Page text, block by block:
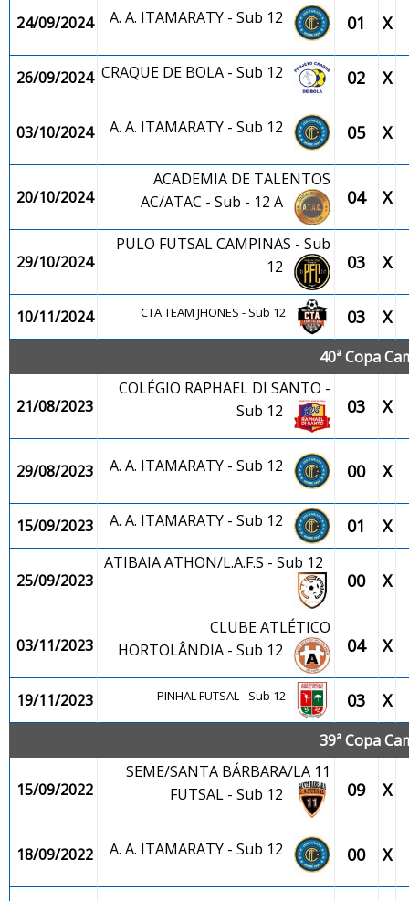
24/09/2024 A. A. ITAMARATY - Sub 12 01 X
26/09/2024 CRAQUE DE BOLA - Sub 12 02 X
03/10/2024 A. A. ITAMARATY - Sub 12 05 X
20/10/2024
ACADEMIA DE TALENTOS
AC/ATAC - Sub - 12 A
04 X
29/10/2024
PULO FUTSAL CAMPINAS - Sub
12
03 X
10/11/2024 CTA TEAM JHONES - Sub 12 03 X
40ª Copa
21/08/2023
COLÉGIO RAPHAEL DI SANTO -
Sub 12
03 X
29/08/2023 A. A. ITAMARATY - Sub 12 00 X
15/09/2023 A. A. ITAMARATY - Sub 12 01 X
25/09/2023
ATIBAIA ATHON/L.A.F.S - Sub 12
00 X
03/11/2023
CLUBE ATLÉTICO
HORTOLÂNDIA - Sub 12
04 X
19/11/2023 PINHAL FUTSAL - Sub 12 03 X
39ª Copa
15/09/2022
SEME/SANTA BÁRBARA/LA 11
FUTSAL - Sub 12
09 X
18/09/2022 A. A. ITAMARATY - Sub 12 00 X